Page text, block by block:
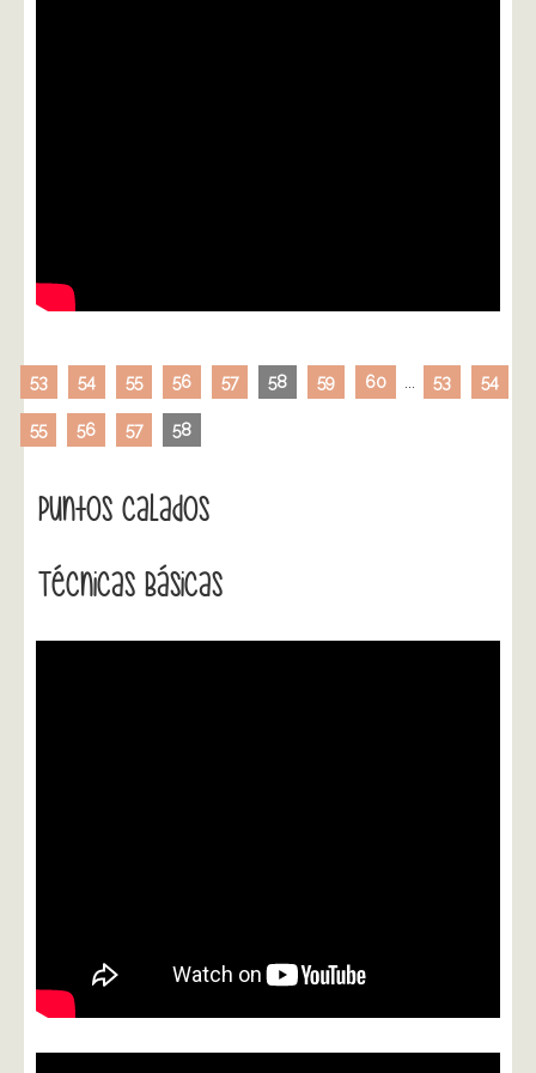
53 54 55 56 57 58 59 60 53 54
55 56 57 58
Puntos Calados
Técnicas Básicas